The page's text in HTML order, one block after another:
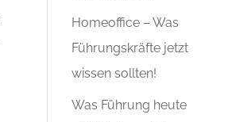
Homeoffice – Was
Führungskräfte jetzt
wissen sollten!
Was Führung heute